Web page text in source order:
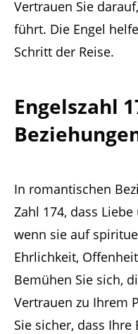
Vertrauen Sie
führt. Die Engel
Schritt der Reise.
Engelszahl
In romantischen
Zahl 174, dass
wenn sie auf
Ehrlichkeit,
Bemühen Sie sich,
Vertrauen zu Ihrem
Sie sicher, dass